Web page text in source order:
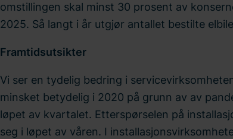
omstillingen skal minst 30 prosent av
2025. Så langt i år utgjør antallet bestilte
Framtidsutsikter
Vi ser en tydelig bedring i
minsket betydelig i 2020 på grunn av av
løpet av kvartalet. Etterspørselen på
seg i løpet av våren. I